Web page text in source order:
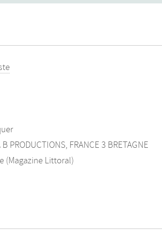
PRODUCTIONS, FRANCE 3 BRETAGNE
(Magazine Littoral)